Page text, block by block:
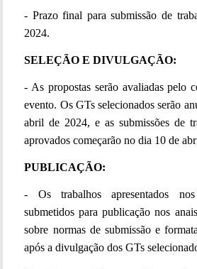
- Prazo final para submissão de
2024.
SELEÇÃO E DIVULGAÇÃO:
- As propostas serão avaliadas pelo
evento. Os GTs selecionados serão
abril de 2024, e as submissões de
aprovados começarão no dia 10 de
PUBLICAÇÃO:
- Os trabalhos apresentados
submetidos para publicação nos
sobre normas de submissão e
após a divulgação dos GTs